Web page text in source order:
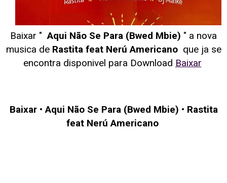
Baixar "Aqui Não Se Para (Bwed Mbie) " a nova
musica de Rastita feat Nerú Americano que ja se
encontra disponivel para Download Baixar
Baixar•Aqui Não Se Para (Bwed Mbie) • Rastita
feat Nerú Americano